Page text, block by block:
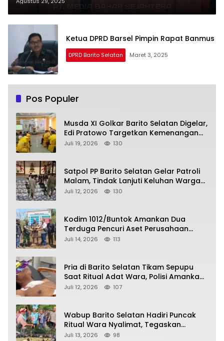
Ketua DPRD Barsel Pimpin Rapat Banmus
DPRD Barito Selatan Maret 3, 2025
Pos Populer
Musda XI Golkar Barito Selatan Digelar,
Edi Pratowo Targetkan Kemenangan
Partai pada Pemilu Mendatang
Juli 19, 2026 130
Satpol PP Barito Selatan Gelar Patroli
Malam, Tindak Lanjuti Keluhan Warga
soal Balap Liar dan Remaja Nongkrong
Juli 12, 2026 130
Kodim 1012/Buntok Amankan Dua
Terduga Pencuri Aset Perusahaan
Sitaan Satgas PKH, Satu Paket Diduga
Juli 14, 2026 113
Pria di Barito Selatan Tikam Sepupu
Saat Ritual Adat Wara, Polisi Amankan
Pelaku
Juli 12, 2026 107
Wabup Barito Selatan Hadiri Puncak
Ritual Wara Nyalimat, Tegaskan
Komitmen Lestarikan Budaya Dayak
Juli 13, 2026 98